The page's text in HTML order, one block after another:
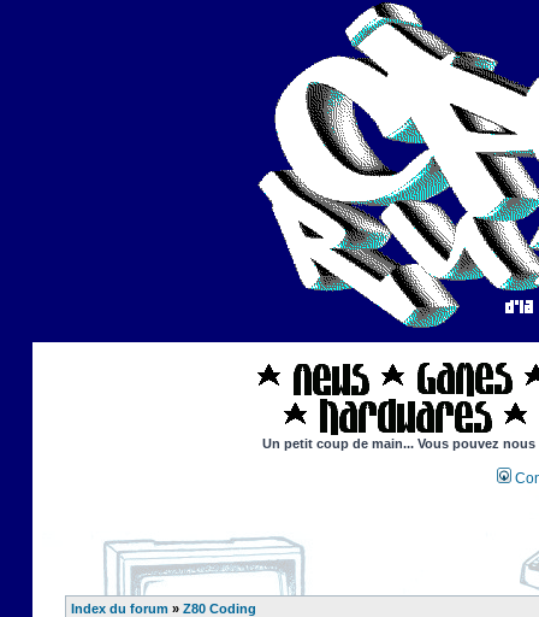
Un petit coup de main... Vous pouvez
Index du forum » Z80 Coding